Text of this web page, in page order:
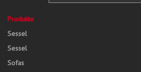
Produkte
Sessel
Sessel
Sofas